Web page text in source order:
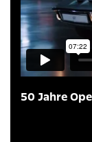
50 Jahre